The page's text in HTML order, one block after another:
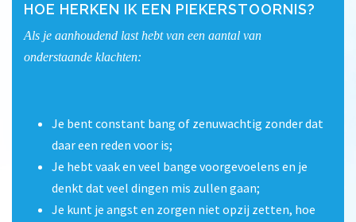
HOE HERKEN IK EEN PIEKERSTOORNIS?
Als je aanhoudend last hebt van een aantal van
onderstaande klachten:
Je bent constant bang of zenuwachtig zonder dat
daar een reden voor is;
Je hebt vaak en veel bange voorgevoelens en je
denkt dat veel dingen mis zullen gaan;
Je kunt je angst en zorgen niet opzij zetten, hoe